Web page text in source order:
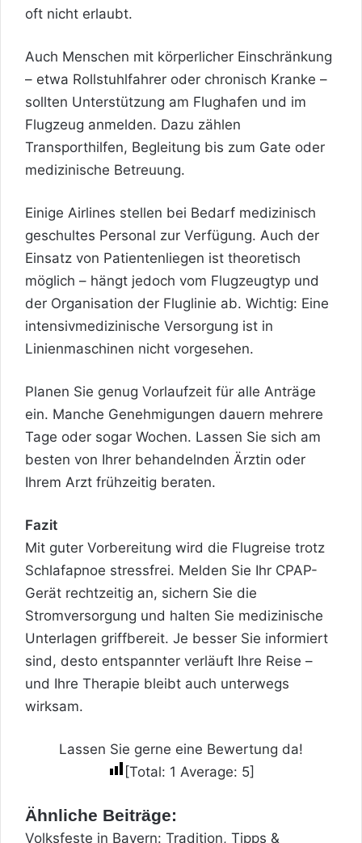
oft nicht erlaubt.
Auch Menschen mit körperlicher Einschränkung
– etwa Rollstuhlfahrer oder chronisch Kranke –
sollten Unterstützung am Flughafen und im
Flugzeug anmelden. Dazu zählen
Transporthilfen, Begleitung bis zum Gate oder
medizinische Betreuung.
Einige Airlines stellen bei Bedarf medizinisch
geschultes Personal zur Verfügung. Auch der
Einsatz von Patientenliegen ist theoretisch
möglich – hängt jedoch vom Flugzeugtyp und
der Organisation der Fluglinie ab. Wichtig: Eine
intensivmedizinische Versorgung ist in
Linienmaschinen nicht vorgesehen.
Planen Sie genug Vorlaufzeit für alle Anträge
ein. Manche Genehmigungen dauern mehrere
Tage oder sogar Wochen. Lassen Sie sich am
besten von Ihrer behandelnden Ärztin oder
Ihrem Arzt frühzeitig beraten.
Fazit
Mit guter Vorbereitung wird die Flugreise trotz
Schlafapnoe stressfrei. Melden Sie Ihr CPAP-
Gerät rechtzeitig an, sichern Sie die
Stromversorgung und halten Sie medizinische
Unterlagen griffbereit. Je besser Sie informiert
sind, desto entspannter verläuft Ihre Reise –
und Ihre Therapie bleibt auch unterwegs
wirksam.
Lassen Sie gerne eine Bewertung da!
[Total: 1 Average: 5]
Ähnliche Beiträge:
Volksfeste in Bayern: Tradition, Tipps &